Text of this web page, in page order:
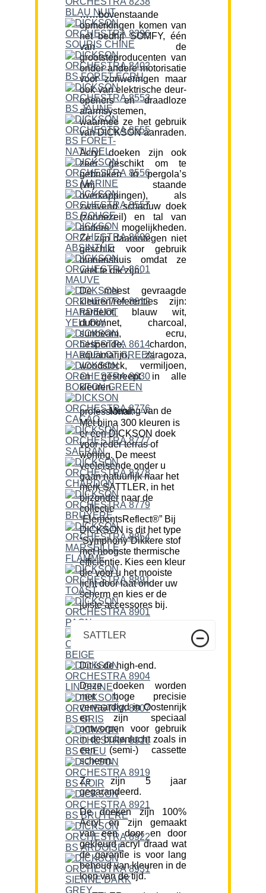
……bovenstaande
opmerkingen komen van
het bedrijf SOMFY, één
van de
grootsteproducenten van
onder andere motorisatie
voor zonweringen maar
ook van elektrische deur-
openers en draadloze
alarmsystemen,
waarmee ze het gebruik
van DICKSON aanraden.
Acryl doeken zijn ook
zeer geschikt om te
gebruiken in pergola’s
(vrij staande
overkappingen), als
zwevend schaduw doek
(zonnezeil) en tal van
andere mogelijkheden.
Ze zijn daarentegen niet
geschikt voor gebruik
binnenshuis omdat ze
veel te dik zijn.
De meest gevraagde
kleuren/referenties zijn:
hardelot, blauw wit,
dubonnet, charcoal,
sunbeam, ecru,
hesperide, chardon,
aquamarijn, zaragoza,
woodstock, vermiljoen,
en gestreept in alle
kleuren.
Mening van de professional:
Met bijna 300 kleuren is
er een DICKSON doek
voor ieder terras of
woning. De meest
veeleisende onder u
gaan natuurlijk naar het
merk SATTLER, in het
bijzonder naar de
collectie
“ElementsReflect®” Bij
DICKSON is dit het type
“Symphony”Dikkere stof
met hoogste thermische
efficiëntie. Kies een kleur
die voor u het mooiste
licht door laat onder uw
scherm en kies er de
juiste accessores bij.
SATTLER
Dit is de high-end.
Deze doeken worden
met hoge precisie
vervaardigd in Oostenrijk
en zijn speciaal
ontworpen voor gebruik
in de buitenlucht zoals in
een (semi-) cassette
scherm.
Ze zijn 5 jaar
gegarandeerd.
De doeken zijn 100%
Acryl en zijn gemaakt
van een door en door
gekleurd acryl draad wat
de garantie is voor lang
behoud van kleuren in de
loop van de tijd.